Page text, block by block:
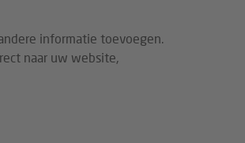
informatie toevoegen.
naar uw website,